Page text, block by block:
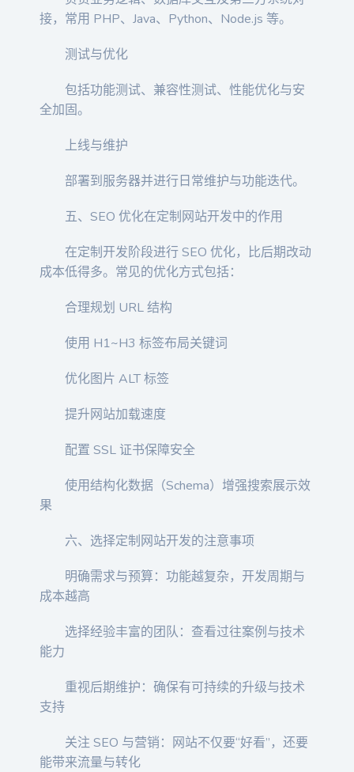
接，常用 PHP、Java、Python、Node.js 等。
测试与优化
包括功能测试、兼容性测试、性能优化与安
全加固。
上线与维护
部署到服务器并进行日常维护与功能迭代。
五、SEO 优化在定制网站开发中的作用
在定制开发阶段进行 SEO 优化，比后期改动
成本低得多。常见的优化方式包括：
合理规划 URL 结构
使用 H1~H3 标签布局关键词
优化图片 ALT 标签
提升网站加载速度
配置 SSL 证书保障安全
使用结构化数据（Schema）增强搜索展示效
果
六、选择定制网站开发的注意事项
明确需求与预算：功能越复杂，开发周期与
成本越高
选择经验丰富的团队：查看过往案例与技术
能力
重视后期维护：确保有可持续的升级与技术
支持
关注 SEO 与营销：网站不仅要“好看”，还要
能带来流量与转化